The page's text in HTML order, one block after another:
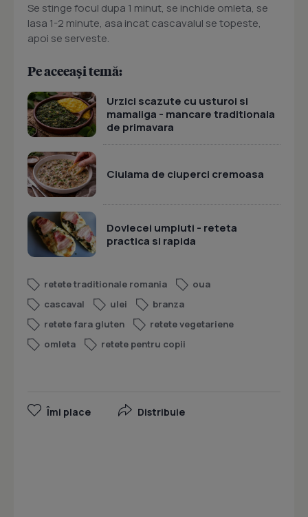
Se stinge focul dupa 1 minut, se inchide omleta, se
lasa 1-2 minute, asa incat cascavalul se topeste,
apoi se serveste.
Pe aceeași temă:
Urzici scazute cu usturoi si
mamaliga - mancare traditionala
de primavara
Ciulama de ciuperci cremoasa
Dovlecei umpluti - reteta
practica si rapida
retete traditionale romania
oua
cascaval
ulei
branza
retete fara gluten
retete vegetariene
omleta
retete pentru copii
Îmi place Distribuie